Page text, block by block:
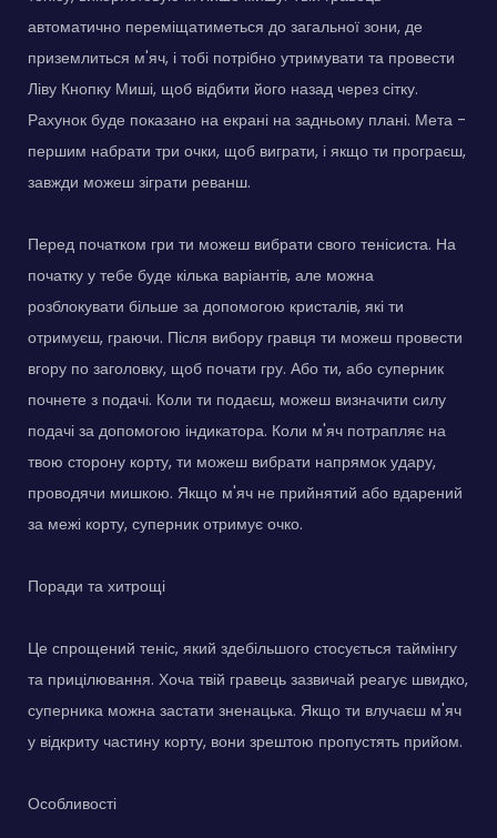
автоматично переміщатиметься до загальної зони, де
приземлиться м'яч, і тобі потрібно утримувати та провести
Ліву Кнопку Миші, щоб відбити його назад через сітку.
Рахунок буде показано на екрані на задньому плані. Мета -
першим набрати три очки, щоб виграти, і якщо ти програєш,
завжди можеш зіграти реванш.
Перед початком гри ти можеш вибрати свого тенісиста. На
початку у тебе буде кілька варіантів, але можна
розблокувати більше за допомогою кристалів, які ти
отримуєш, граючи. Після вибору гравця ти можеш провести
вгору по заголовку, щоб почати гру. Або ти, або суперник
почнете з подачі. Коли ти подаєш, можеш визначити силу
подачі за допомогою індикатора. Коли м'яч потрапляє на
твою сторону корту, ти можеш вибрати напрямок удару,
проводячи мишкою. Якщо м'яч не прийнятий або вдарений
за межі корту, суперник отримує очко.
Поради та хитрощі
Це спрощений теніс, який здебільшого стосується таймінгу
та прицілювання. Хоча твій гравець зазвичай реагує швидко,
суперника можна застати зненацька. Якщо ти влучаєш м'яч
у відкриту частину корту, вони зрештою пропустять прийом.
Особливості